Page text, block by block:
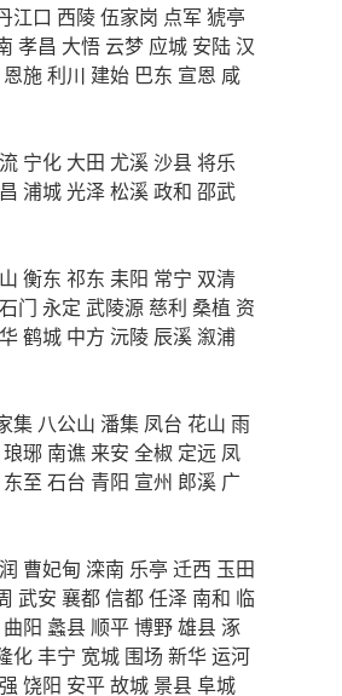
江口 西陵伍家岗 点军 猇亭
孝昌 大悟 云梦 应城 安陆汉
恩施利川 建始 巴东 宣恩 咸
宁化 大田 尤溪沙县将乐
浦城光泽松溪政和 邵武
衡东 祁东 耒阳 常宁 双清
石门 永定 武陵源 慈利 桑植 资
鹤城 中方 沅陵 辰溪 溆浦
集 八公山 潘集 凤台 花山 雨
琅琊 南谯 来安 全椒 定远 凤
东至 石台 青阳 宣州 郎溪 广
曹妃甸 滦南 乐亭 迁西 玉田
武安 襄都信都任泽 南和 临
曲阳 蠡县 顺平博野雄县涿
化丰宁 宽城 围场 新华运河
饶阳 安平故城 景县阜城